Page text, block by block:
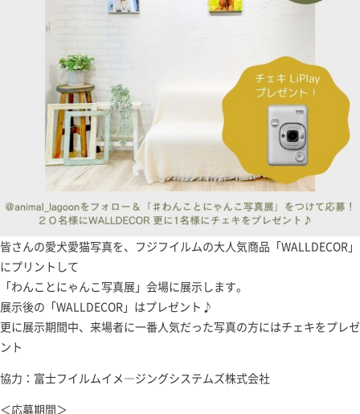
皆さんの愛犬愛猫写真を、フジフイルムの大人気商品「WALLDECOR」
にプリントして
「わんことにゃんこ写真展」会場に展示します。
展示後の「WALLDECOR」はプレゼント♪
更に展示期間中、来場者に一番人気だった写真の方にはチェキをプレゼ
ント
協力：富士フイルムイメ―ジングシステムズ株式会社
＜応募期間＞